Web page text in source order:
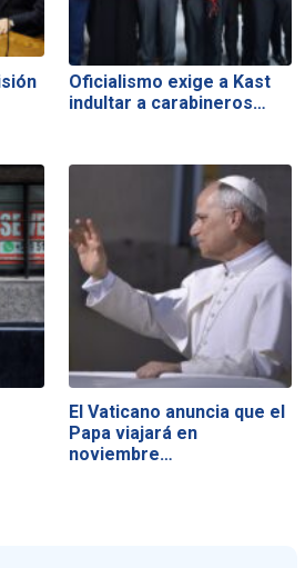
Oficialismo exige a Kast
indultar a carabineros…
El Vaticano anuncia que el
Papa viajará en
noviembre…